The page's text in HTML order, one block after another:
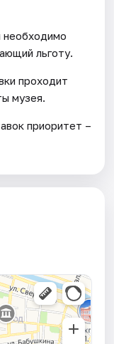
необходимо
льготу.
проходит
музея.
приоритет –